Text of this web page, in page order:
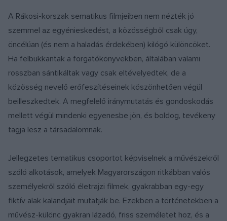
A Rákosi-korszak sematikus filmjeiben nem nézték jó
szemmel az egyénieskedést, a közösségből csak úgy,
öncélúan (és nem a haladás érdekében) kilógó különcöket.
Ha felbukkantak a forgatókönyvekben, általában valami
rosszban sántikáltak vagy csak eltévelyedtek, de a
közösség nevelő erőfeszítéseinek köszönhetően végül
beilleszkedtek. A megfelelő iránymutatás és gondoskodás
mellett végül mindenki egyenesbe jön, és boldog, tevékeny
tagja lesz a társadalomnak.
Jellegzetes tematikus csoportot képviselnek a művészekről
szóló alkotások, amelyek Magyarországon ritkábban valós
személyekről szóló életrajzi filmek, gyakrabban egy-egy
fiktív alak kalandjait mutatják be. Ezekben a történetekben a
művész-különc gyakran lázadó, friss személetet hoz, és a